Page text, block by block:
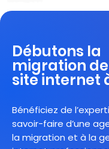
Débutons la
migration
site internet
Bénéficiez de
savoir-faire d’une
la migration et à la